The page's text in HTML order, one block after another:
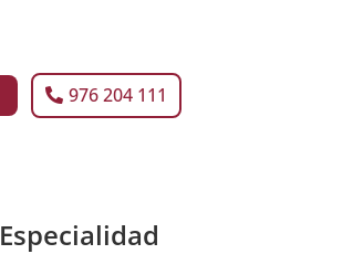
976 204 111
Especialidad